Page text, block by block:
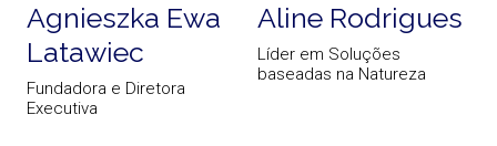
Agnieszka Ewa
Latawiec
Fundadora e Diretora
Executiva
Aline Rodrigues
Líder em Soluções
baseadas na Natureza